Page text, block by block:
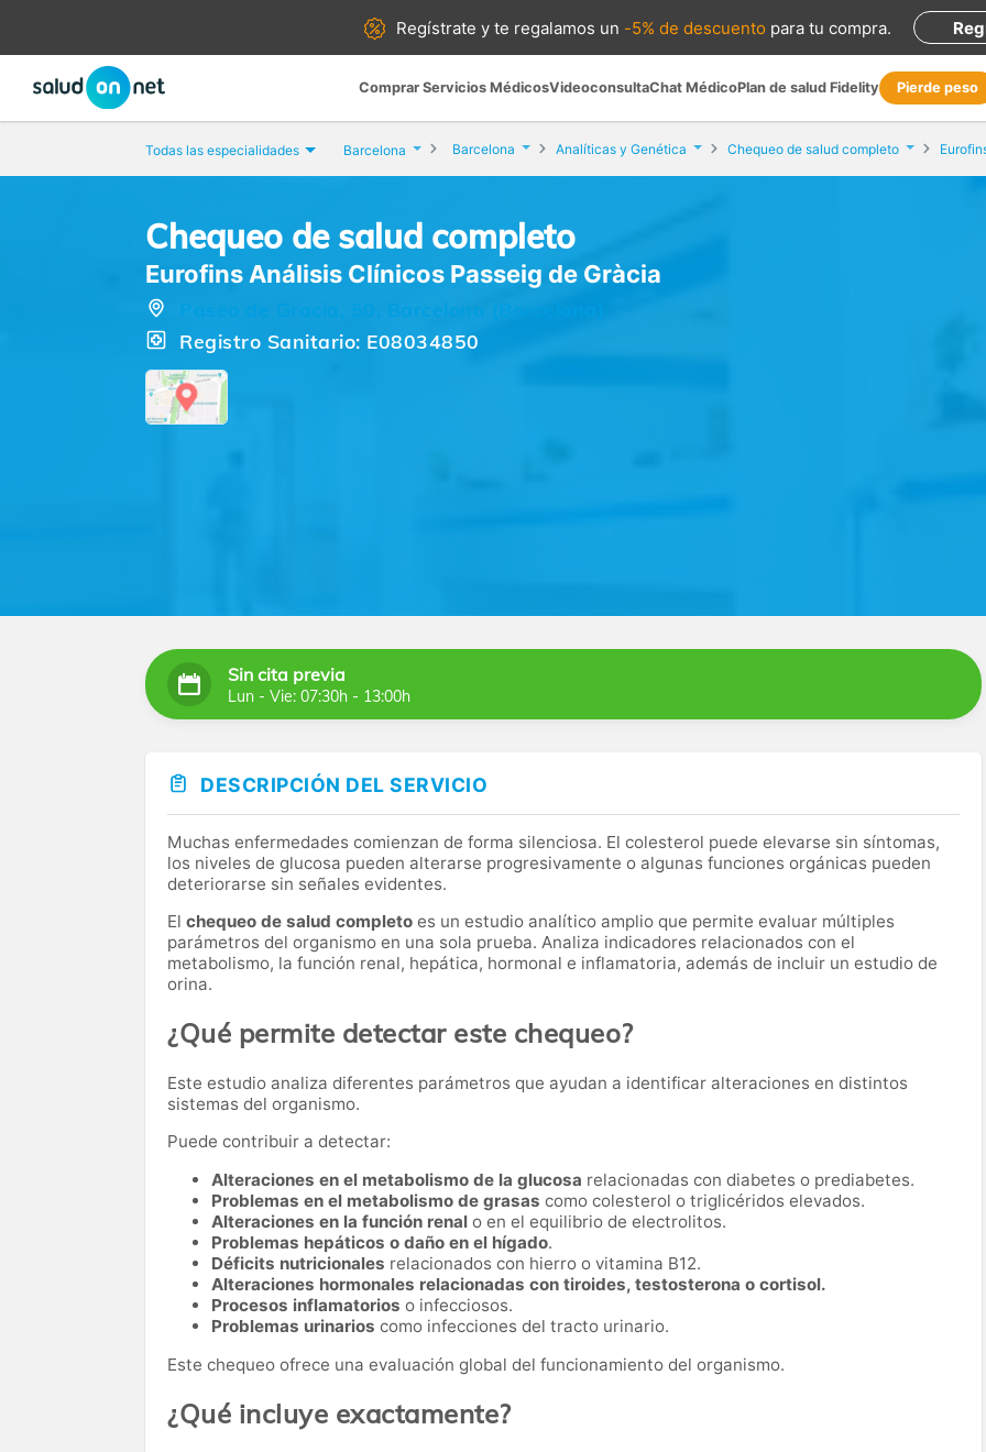
Regístrate yte regalamos un -5% de descuento para tu compra.
Comprar Servicios MédicosVideoconsultaChat MédicoPlan de salud Fidelity Pierde peso
Todas las especialidades Barcelona Barcelona Analíticas y Genética Chequeo de salud completo
Chequeo de salud completo
Eurofins Análisis Clínicos Passeig de Gràcia
Registro Sanitario: E08034850
Sin cita previa
Lun - Vie: 07:30h - 13:00h
DESCRIPCIÓN DEL SERVICIO
Muchas enfermedades comienzan de forma silenciosa. El colesterol puede elevarse sin síntomas,
los niveles de glucosa pueden alterarse progresivamente o algunas funciones orgánicas pueden
deteriorarse sin señales evidentes.
El chequeo de salud completo es un estudio analítico amplio que permite evaluar múltiples
parámetros del organismo en una sola prueba. Analiza indicadores relacionados con el
metabolismo, la función renal, hepática, hormonal e inflamatoria, además de incluir un estudio de
orina.
¿Qué permite detectar este chequeo?
Este estudio analiza diferentes parámetros que ayudan a identificar alteraciones en distintos
sistemas del organismo.
Puede contribuir a detectar:
Alteraciones en el metabolismo de la glucosa relacionadas con diabetes o prediabetes.
Problemas en el metabolismo de grasas como colesterol o triglicéridos elevados.
Alteraciones en la función renal o en el equilibrio de electrolitos.
Problemas hepáticos o daño en el hígado.
Déficits nutricionales relacionados con hierro o vitamina B12.
Alteraciones hormonales relacionadas con tiroides, testosterona o cortisol.
Procesos inflamatorios o infecciosos.
Problemas urinarios como infecciones del tracto urinario.
Este chequeo ofrece una evaluación global del funcionamiento del organismo.
¿Qué incluye exactamente?